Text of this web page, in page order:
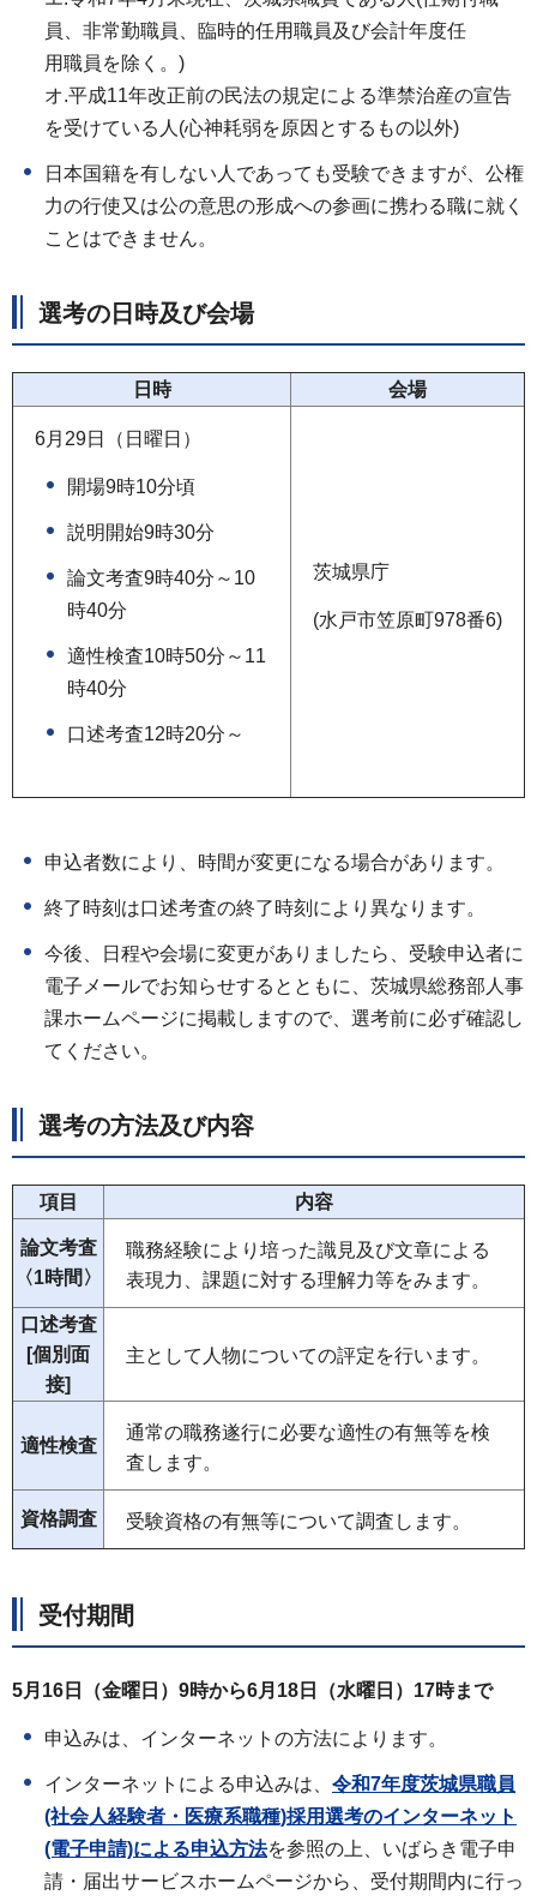
員、非常勤職員、臨時的任用職員及び会計年度任
用職員を除く。)
オ.平成11年改正前の民法の規定による準禁治産の宣告
を受けている人(心神耗弱を原因とするもの以外)
日本国籍を有しない人であっても受験できますが、公権
力の行使又は公の意思の形成への参画に携わる職に就く
ことはできません。
選考の日時及び会場
日時 会場
6月29日（日曜日）
開場9時10分頃
説明開始9時30分
論文考査9時40分～10
時40分
適性検査10時50分～11
時40分
口述考査12時20分～
茨城県庁
(水戸市笠原町978番6)
申込者数により、時間が変更になる場合があります。
終了時刻は口述考査の終了時刻により異なります。
今後、日程や会場に変更がありましたら、受験申込者に
電子メールでお知らせするとともに、茨城県総務部人事
課ホームページに掲載しますので、選考前に必ず確認し
てください。
選考の方法及び内容
項目 内容
論文考査
〈1時間〉
職務経験により培った識見及び文章による
表現力、課題に対する理解力等をみます。
口述考査
[個別面
接]
主として人物についての評定を行います。
適性検査
通常の職務遂行に必要な適性の有無等を検
査します。
資格調査 受験資格の有無等について調査します。
受付期間
5月16日（金曜日）9時から6月18日（水曜日）17時まで
申込みは、インターネットの方法によります。
インターネットによる申込みは、 令和7年度茨城県職員
(社会人経験者・医療系職種)採用選考のインターネット
(電子申請)による申込方法を参照の上、いばらき電子申
請・届出サービスホームページから、受付期間内に行っ